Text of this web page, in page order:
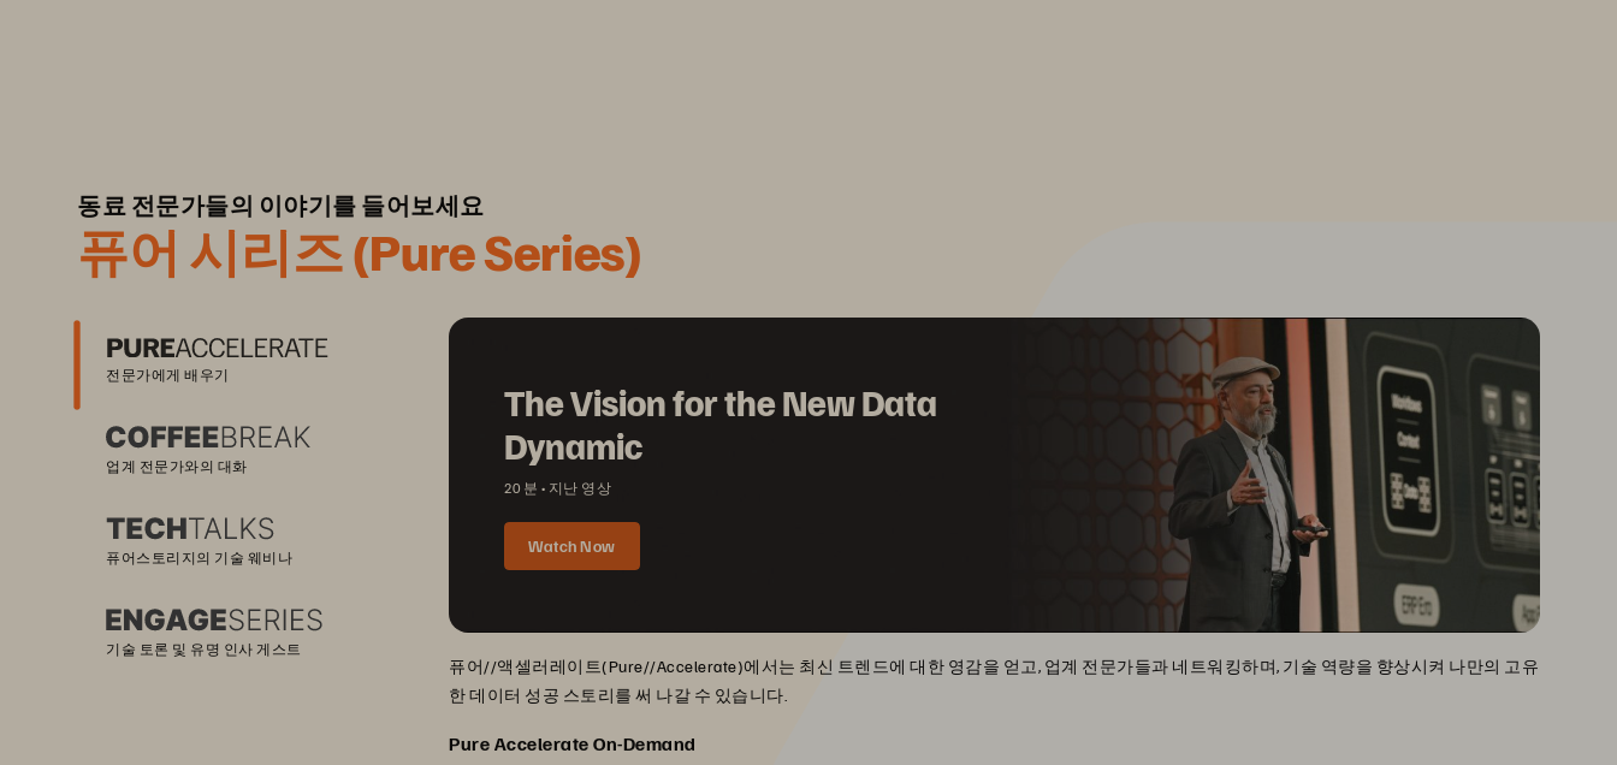
동료 전문가들의 이야기를 들어보세요
퓨어 시리즈 (Pure Series)
전문가에게 배우기
업계 전문가와의 대화
퓨어스토리지의 기술 웨비나
기술 토론 및 유명 인사 게스트
The Vision for the New Data
Dynamic
20 분 지난 영상
Watch Now
퓨어//액셀러레이트(Pure//Accelerate)에서는 최신 트렌드에 대한 영감을 얻고, 업계 전문가들과 네트워킹하며, 기술 역량을 향상시켜 나만의 고유
한 데이터 성공 스토리를 써 나갈 수 있습니다.
Pure Accelerate On-Demand